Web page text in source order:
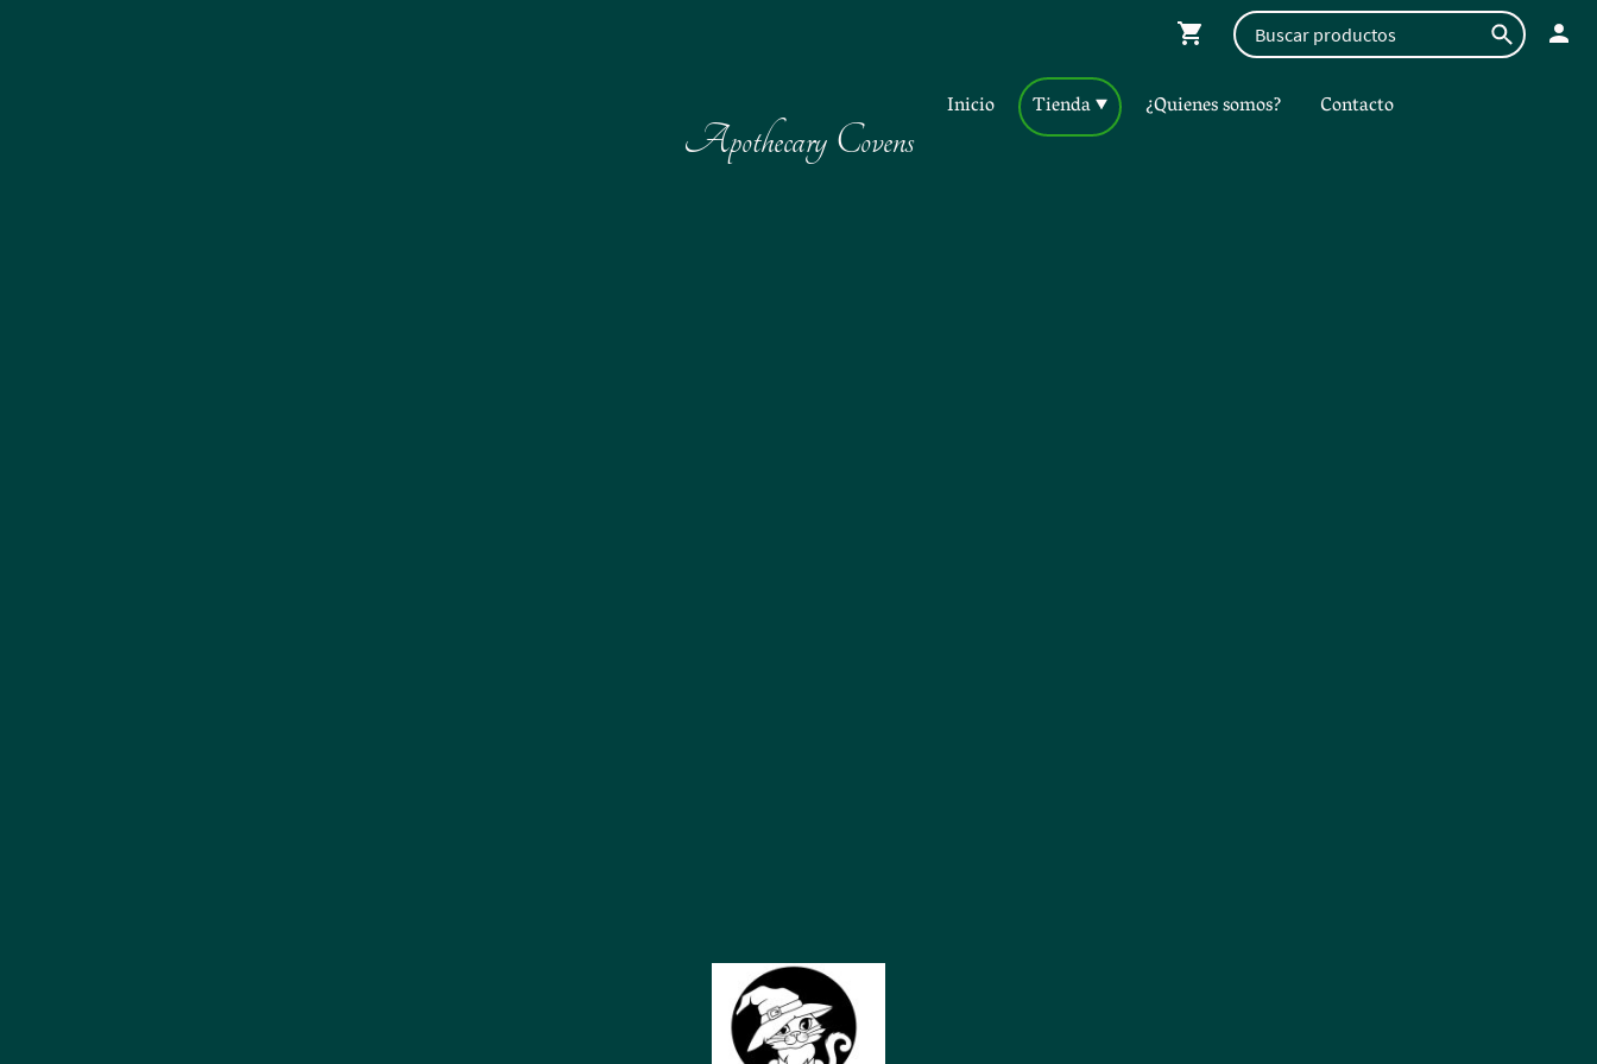
Apothecary Covens
Inicio Tienda ¿Quienes somos? Contacto